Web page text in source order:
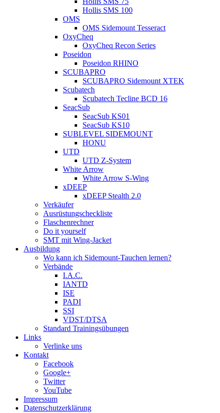
Hollis SMS 100
OMS
OMS Sidemount Tesseract
OxyCheq
OxyCheq Recon Series
Poseidon
Poseidon RHINO
SCUBAPRO
SCUBAPRO Sidemount XTEK
Scubatech
Scubatech Tecline BCD 16
SeacSub
SeacSub KS01
SeacSub KS10
SUBLEVEL SIDEMOUNT
HONU
UTD
UTD Z-System
White Arrow
White Arrow S-Wing
xDEEP
xDEEP Stealth 2.0
Verkäufer
Ausrüstungscheckliste
Flaschenrechner
Do it yourself
SMT mit Wing-Jacket
Ausbildung
Wo kann ich Sidemount-Tauchen lernen?
Verbände
I.A.C.
IANTD
ISE
PADI
SSI
VDST/DTSA
Standard Trainingsübungen
Links
Verlinke uns
Kontakt
Facebook
Google+
Twitter
YouTube
Impressum
Datenschutzerklärung